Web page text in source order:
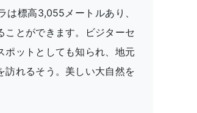
は標高3,055メートルあり、
ことができます。ビジターセ
ポットとしても知られ、地元
訪れるそう。美しい大自然を